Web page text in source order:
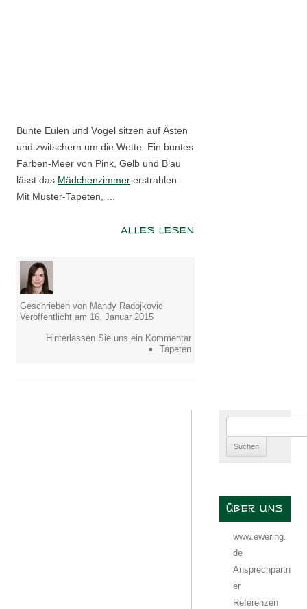
Bunte Eulen und Vögel sitzen auf Ästen
und zwitschern um die Wette. Ein buntes
Farben-Meer von Pink, Gelb und Blau
lässt das Mädchenzimmer erstrahlen.
Mit Muster-Tapeten, …
ALLES LESEN
Geschrieben von Mandy Radojkovic
Veröffentlicht am 16. Januar 2015
Hinterlassen Sie uns ein Kommentar
Tapeten
nach:
ÜBER UNS
www.ewering.
de
Ansprechpartn
er
Referenzen